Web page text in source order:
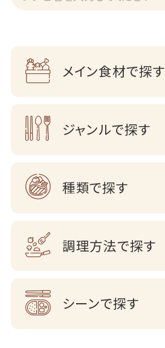
メイン食材で探す
ジャンルで探す
種類で探す
調理方法で探す
シーンで探す